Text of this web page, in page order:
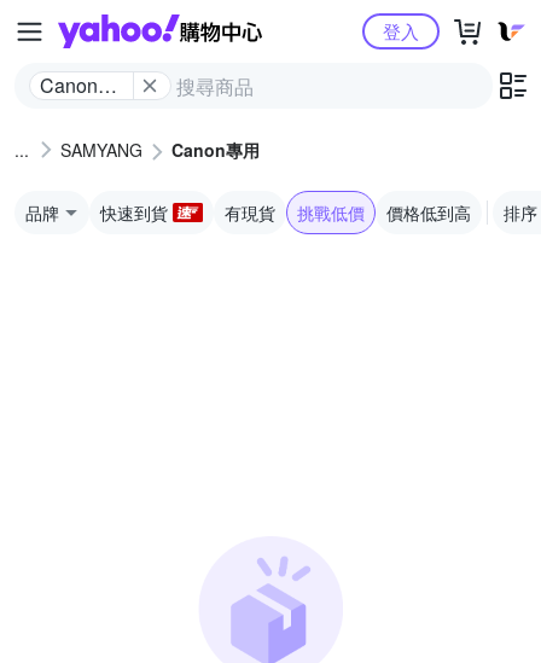
Yahoo購物中心
Canon專
登入
SAMYANG Canon專用
品牌 快速到貨 有現貨 挑戰低價 價格低到高 排序